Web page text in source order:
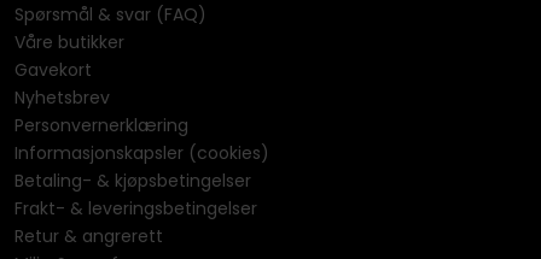
Spørsmål & svar (FAQ)
Våre butikker
Gavekort
Nyhetsbrev
Personvernerklæring
Informasjonskapsler (cookies)
Betaling- & kjøpsbetingelser
Frakt- & leveringsbetingelser
Retur & angrerett